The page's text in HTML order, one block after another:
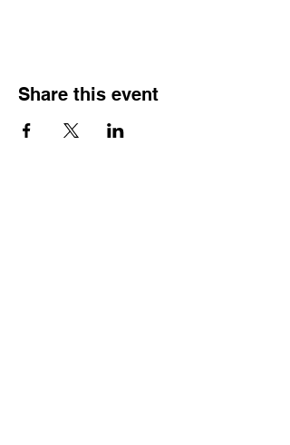
Share this event